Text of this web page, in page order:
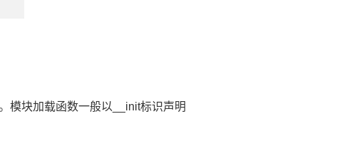
模块加载函数一般以__init标识声明